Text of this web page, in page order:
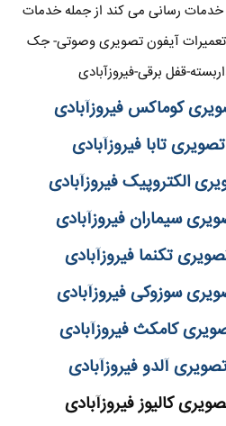
خدمات رسانی می کند از جمله خدمات
آیفون تصویری وصوتی- جک
قفل برقی-فیروزآبادی
کوماکس فیروزآبادی
تابا فیروزآبادی
الکتروپیک فیروزآبادی
سیماران فیروزآبادی
تکنما فیروزآبادی
سوزوکی فیروزآبادی
کامکث فیروزآبادی
آلدو فیروزآبادی
کالیوز فیروزآبادی